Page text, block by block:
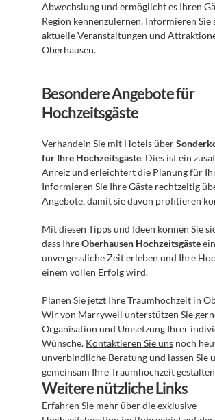
Abwechslung und ermöglicht es Ihren
Region kennenzulernen. Informieren Sie
aktuelle Veranstaltungen und
Oberhausen.
Besondere Angebote für
Hochzeitsgäste
Verhandeln Sie mit Hotels über
für Ihre Hochzeitsgäste. Dies ist ein
Anreiz und erleichtert die Planung für
Informieren Sie Ihre Gäste rechtzeitig
Angebote, damit sie davon profitieren
Mit diesen Tipps und Ideen können Sie
dass Ihre Oberhausen Hochzeitsgäste
unvergessliche Zeit erleben und Ihre
einem vollen Erfolg wird.
Planen Sie jetzt Ihre Traumhochzeit in
Wir von Marrywell unterstützen Sie
Organisation und Umsetzung Ihrer
Wünsche. Kontaktieren Sie uns noch
unverbindliche Beratung und lassen Sie
gemeinsam Ihre Traumhochzeit
Weitere nützliche Links
Erfahren Sie mehr über die exklusive